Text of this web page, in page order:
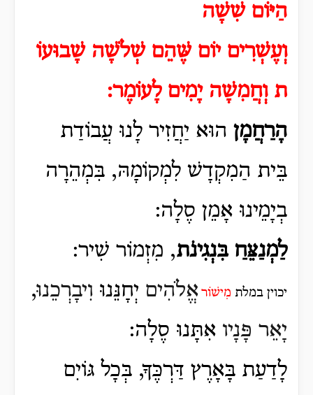
הַיּוֹםשִׁשָׁה
וְעֶשְׁרִים יוֹםשֶּׁהֵם שְׁלֹשָׁה שָׁבוּעוֹ
תוְחֲמִשָׁה יָמִים לָעוֹמֶר:
הָרַחֲמָן הוּא יַחֲזִיר לָנוּ עֲבוֹדַת
בֵּית הַמִקְדָשׁ לִמְקוֹמָהּ, בִּמְהֵרָה
בְיָמֵינוּ אָמֵן סֶלָה:
לַמְנַצֵּחַ בִּנְגִינֹת, מִזְמוֹר שִׁיר:
יכוין במלת מִישׁוֹר אֱלֹהִים יְחָנֵּנוּ וִיבָרְכֵנוּ,
יָאֵר פָּנָיו אִתָּנוּ סֶלָה:
לָדַעַת בָּאָרֶץ דַּרְכֶּךָ, בְּכָל גּוֹיִם